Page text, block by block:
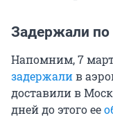
Задержали по
Напомним, 7
задержалив
доставили в
дней до этого ее